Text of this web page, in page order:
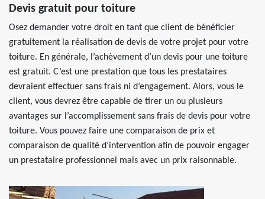
Devis gratuit pour toiture
Osez demander votre droit en tant que client de bénéficier
gratuitement la réalisation de devis de votre projet pour votre
toiture. En générale, l’achèvement d’un devis pour une toiture
est gratuit. C’est une prestation que tous les prestataires
devraient effectuer sans frais ni d’engagement. Alors, vous le
client, vous devrez être capable de tirer un ou plusieurs
avantages sur l’accomplissement sans frais de devis pour votre
toiture. Vous pouvez faire une comparaison de prix et
comparaison de qualité d’intervention afin de pouvoir engager
un prestataire professionnel mais avec un prix raisonnable.